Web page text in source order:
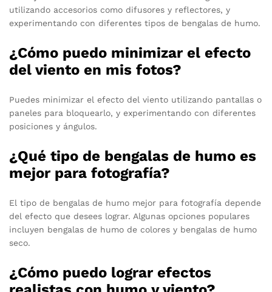
utilizando accesorios como difusores y reflectores, y
experimentando con diferentes tipos de bengalas de humo.
¿Cómo puedo minimizar el efecto
del viento en mis fotos?
Puedes minimizar el efecto del viento utilizando pantallas o
paneles para bloquearlo, y experimentando con diferentes
posiciones y ángulos.
¿Qué tipo de bengalas de humo es
mejor para fotografía?
El tipo de bengalas de humo mejor para fotografía depende
del efecto que desees lograr. Algunas opciones populares
incluyen bengalas de humo de colores y bengalas de humo
seco.
¿Cómo puedo lograr efectos